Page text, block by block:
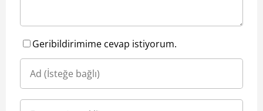
Geribildirimime cevap istiyorum.